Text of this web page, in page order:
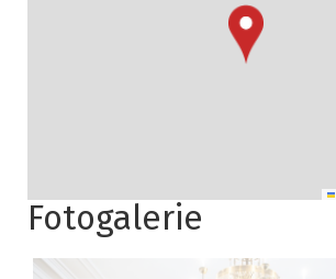
Fotogalerie